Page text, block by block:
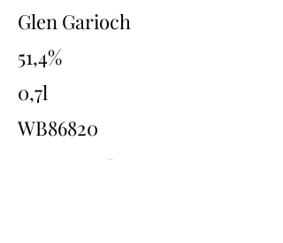
Glen Garioch
51,4%
0,7l
WB86820